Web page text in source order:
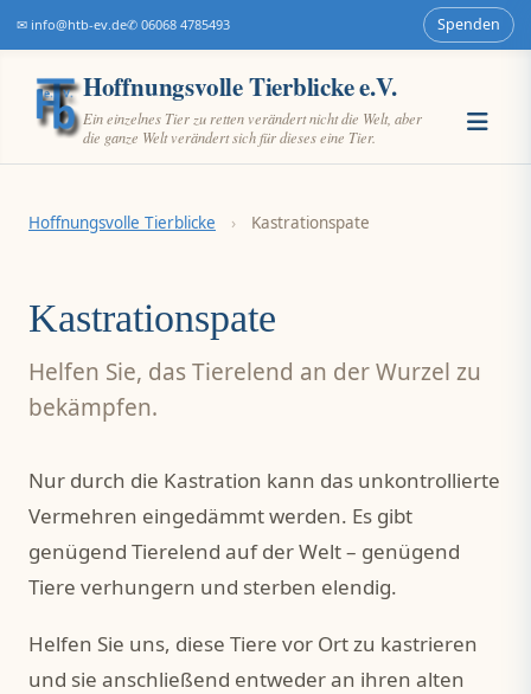
✉ info@htb-ev.de✆ 06068 4785493 Spenden
Hoffnungsvolle Tierblicke e.V.
Ein einzelnes Tier zu retten verändert nicht die Welt, aber
die ganze Welt verändert sich für dieses eine Tier.
Hoffnungsvolle Tierblicke › Kastrationspate
Kastrationspate
Helfen Sie, das Tierelend an der Wurzel zu
bekämpfen.
Nur durch die Kastration kann das unkontrollierte
Vermehren eingedämmt werden. Es gibt
genügend Tierelend auf der Welt – genügend
Tiere verhungern und sterben elendig.
Helfen Sie uns, diese Tiere vor Ort zu kastrieren
und sie anschließend entweder an ihren alten